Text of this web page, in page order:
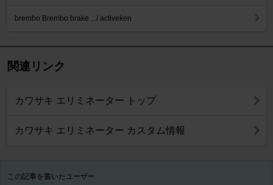
brembo Brembo brake .../ activeken
関連リンク
カワサキ エリミネーター トップ
カワサキ エリミネーター カスタム情報
この記事を書いたユーザー